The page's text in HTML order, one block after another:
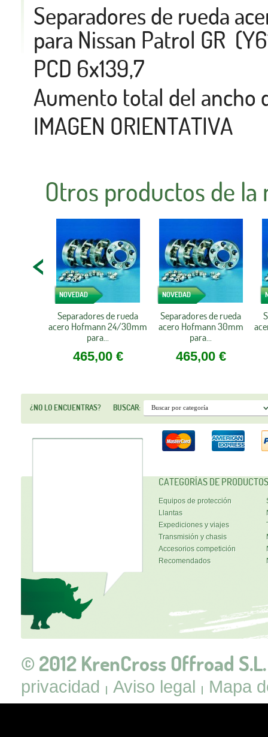
Separadores de rueda
para Nissan Patrol GR
PCD 6x139,7
Aumento total del
IMAGEN ORIENTATIVA
Otros productos de
NOVEDAD
Separadores de rueda
acero Hofmann 24/30mm
para...
465,00 €
NOVEDAD
Separadores de rueda
acero Hofmann 30mm
para...
465,00 €
¿NO LO ENCUENTRAS? BUSCAR:
CATEGORÍAS DE PRODUCTOS
Equipos de protección
Llantas
Expediciones y viajes
Transmisión y chasis
Accesorios competición
Recomendados
© 2012 KrenCross Offroad S.L.
privacidad Aviso legal Mapa